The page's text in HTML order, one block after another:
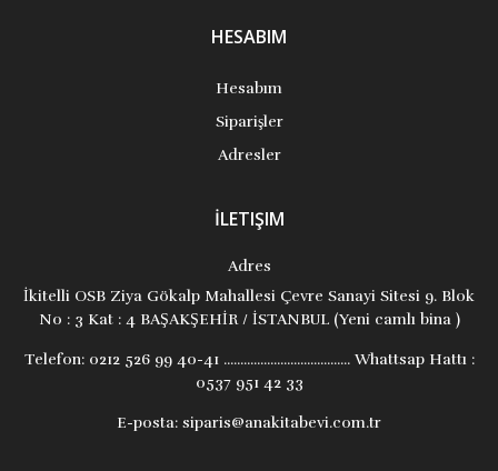
HESABIM
Hesabım
Siparişler
Adresler
İLETIŞIM
Adres
İkitelli OSB Ziya Gökalp Mahallesi Çevre Sanayi Sitesi 9. Blok
No : 3 Kat : 4 BAŞAKŞEHİR / İSTANBUL (Yeni camlı bina )
Telefon:0212 526 99 40-41 ...................................... Whattsap Hattı :
0537 951 42 33
E-posta: siparis@anakitabevi.com.tr